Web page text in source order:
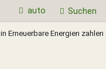
Suchen
auto
Erneuerbare Energien